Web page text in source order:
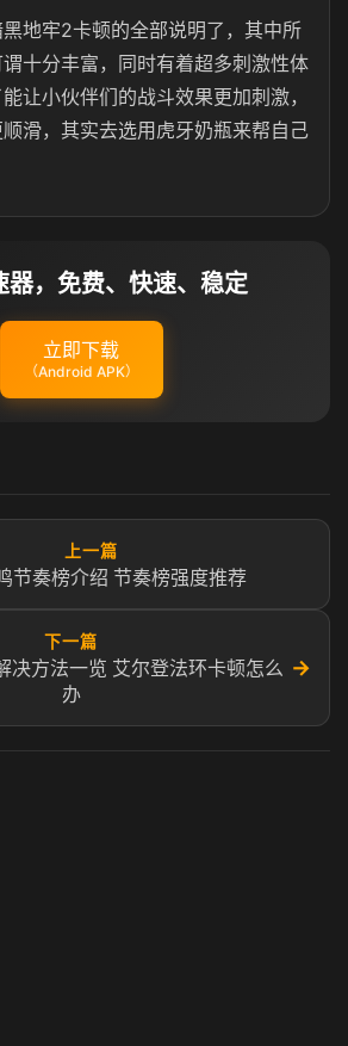
地牢2卡顿的全部说明了，其中所
十分丰富，同时有着超多刺激性体
让小伙伴们的战斗效果更加刺激，
滑，其实去选用虎牙奶瓶来帮自己
器，免费、快速、稳定
立即下载
（Android APK）
上一篇
节奏榜介绍 节奏榜强度推荐
下一篇
决方法一览 艾尔登法环卡顿怎么
办
→